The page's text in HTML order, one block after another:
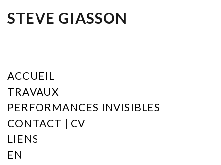
STEVE GIASSON
ACCUEIL
TRAVAUX
PERFORMANCES INVISIBLES
CONTACT | CV
LIENS
EN